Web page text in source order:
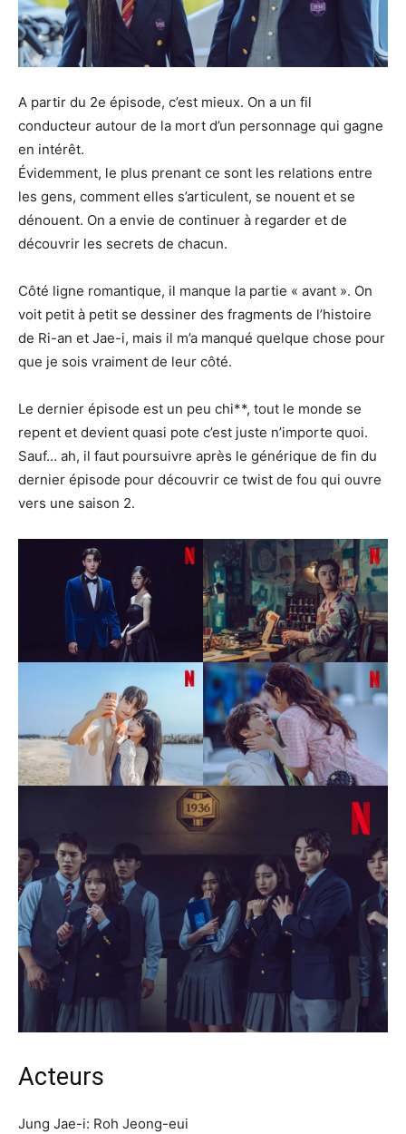
A partir du 2e épisode, c’est mieux. On a un fil
conducteur autour de la mort d’un personnage qui gagne
en intérêt.
Évidemment, le plus prenant ce sont les relations entre
les gens, comment elles s’articulent, se nouent et se
dénouent. On a envie de continuer à regarder et de
découvrir les secrets de chacun.
Côté ligne romantique, il manque la partie « avant ». On
voit petit à petit se dessiner des fragments de l’histoire
de Ri-an et Jae-i, mais il m’a manqué quelque chose pour
que je sois vraiment de leur côté.
Le dernier épisode est un peu chi**, tout le monde se
repent et devient quasi pote c’est juste n’importe quoi.
Sauf… ah, il faut poursuivre après le générique de fin du
dernier épisode pour découvrir ce twist de fou qui ouvre
vers une saison 2.
Acteurs
Jung Jae-i: Roh Jeong-eui